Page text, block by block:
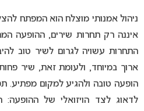
ניהול אמנותי מוצלח הוא המפתח
איננה רק תחרות שירים, ההופעה
התחרות עשויה לגרום לשיר טוב
ארוך במיוחד, ולעומת זאת, שיר
הופעה טובה ולהגיע למקום מפתיע.
לדאוג לצד הויזואלי של ההופעה: